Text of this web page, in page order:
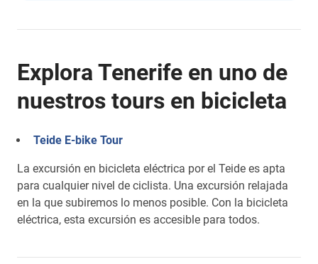
Explora Tenerife en uno de
nuestros tours en bicicleta
Teide E-bike Tour
La excursión en bicicleta eléctrica por el Teide es apta
para cualquier nivel de ciclista. Una excursión relajada
en la que subiremos lo menos posible. Con la bicicleta
eléctrica, esta excursión es accesible para todos.